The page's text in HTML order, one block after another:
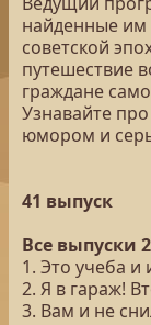
найденные им
советской
путешествие
граждане
Узнавайте
юмором и
41 выпуск
Все выпуски
1. Это учеба и
2. Я в гараж!
3. Вам и не